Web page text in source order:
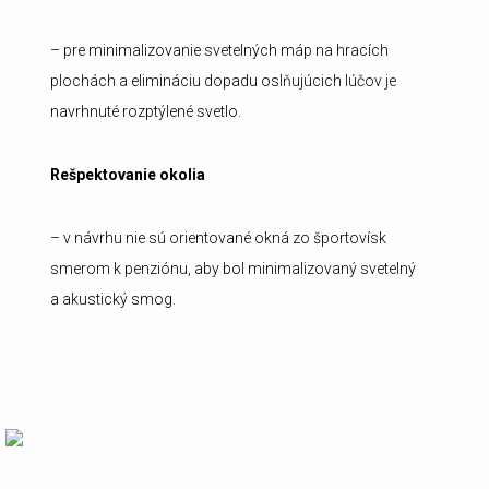
– pre minimalizovanie svetelných máp na hracích
plochách a elimináciu dopadu oslňujúcich lúčov je
navrhnuté rozptýlené svetlo.
Rešpektovanie okolia
– v návrhu nie sú orientované okná zo športovísk
smerom k penziónu, aby bol minimalizovaný svetelný
a akustický smog.